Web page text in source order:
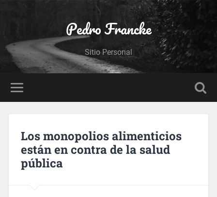
Pedro Francke
Sitio Personal
Los monopolios alimenticios
están en contra de la salud
pública